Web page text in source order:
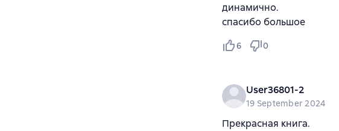
динамично.
спасибо большое
6 0
User36801-2
19 September 2024
Прекрасная книга.